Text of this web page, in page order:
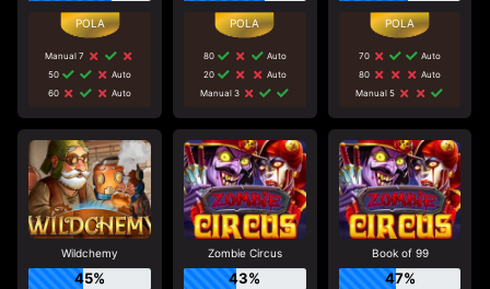
Manual 7
50
Auto
60
Auto
80
Auto
20
Auto
Manual 3
70
Auto
80
Auto
Manual 5
Wildchemy
45%
Zombie Circus
43%
Book of 99
47%